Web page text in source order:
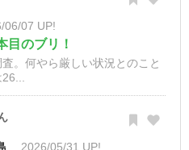
07 UP!
目のブリ！
。何やら厳しい状況とのこと
2026/05/31 UP!